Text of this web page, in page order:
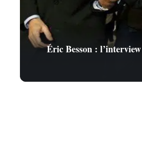
Éric Besson :